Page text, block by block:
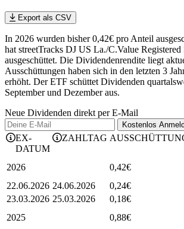
Export als CSV
In 2026 wurden bisher 0,42€ pro Anteil
hat streetTracks DJ US La./C.Value
ausgeschüttet. Die Dividendenrendite liegt
Ausschüttungen haben sich in den letzten 3
erhöht. Der ETF schüttet Dividenden
September und Dezember aus.
Neue Dividenden direkt per E-Mail
Kostenlos
EX-
DATUM
ZAHLTAG
2026 0,42€
22.06.2026 24.06.2026 0,24€
23.03.2026 25.03.2026 0,18€
2025
0,88€